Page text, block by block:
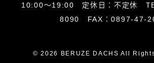
10:00～19:00 定休日：不定休
8090 FAX：0897-47-
© 2026 BERUZE DACHS All